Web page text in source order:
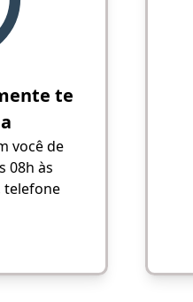
te
você de
08h às
telefone